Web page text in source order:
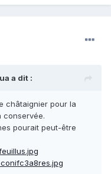
a dit :
châtaignier pour la
conservée.
pourait peut-être